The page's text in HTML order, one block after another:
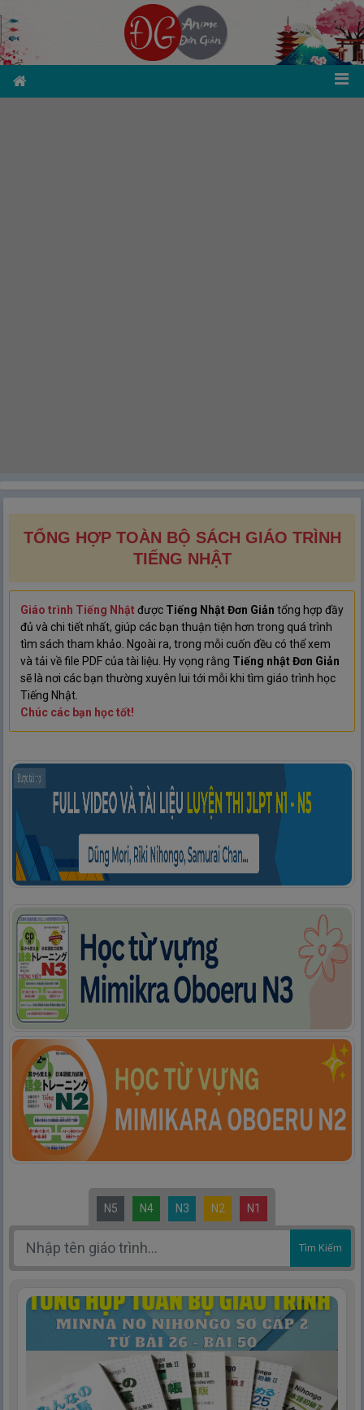
TỔNG HỢP TOÀN BỘ SÁCH GIÁO TRÌNH
TIẾNG NHẬT
Giáo trình Tiếng Nhậtđược Tiếng Nhật Đơn Giản tổng hợp đầy
đủ và chi tiết nhất, giúp các bạn thuận tiện hơn trong quá trình
tìm sách tham khảo. Ngoài ra, trong mỗi cuốn đều có thể xem
và tải về file PDF của tài liệu. Hy vọng rằng Tiếng nhật Đơn Giản
sẽ là nơi các bạn thường xuyên lui tới mỗi khi tìm giáo trình học
Tiếng Nhật.
Chúc các bạn học tốt!
N5 N4 N3 N2 N1
Tìm Kiếm